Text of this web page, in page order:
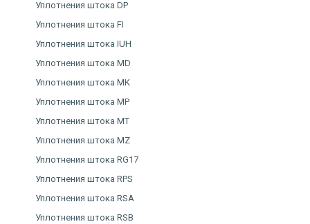
Уплотнения штока DP
Уплотнения штока FI
Уплотнения штока IUH
Уплотнения штока MD
Уплотнения штока MK
Уплотнения штока MP
Уплотнения штока MT
Уплотнения штока MZ
Уплотнения штока RG17
Уплотнения штока RPS
Уплотнения штока RSA
Уплотнения штока RSB